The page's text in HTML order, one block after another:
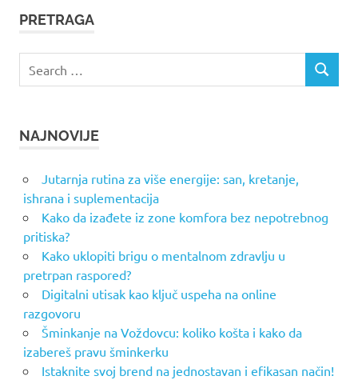
PRETRAGA
for:
SEARCH
NAJNOVIJE
Jutarnja rutina za više energije: san, kretanje,
ishrana i suplementacija
Kako da izađete iz zone komfora bez nepotrebnog
pritiska?
Kako uklopiti brigu o mentalnom zdravlju u
pretrpan raspored?
Digitalni utisak kao ključ uspeha na online
razgovoru
Šminkanje na Voždovcu: koliko košta i kako da
izabereš pravu šminkerku
Istaknite svoj brend na jednostavan i efikasan način!